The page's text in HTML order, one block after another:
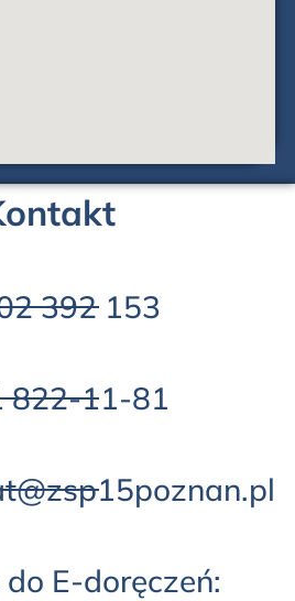
392 153
822-11-81
E-doręczeń: